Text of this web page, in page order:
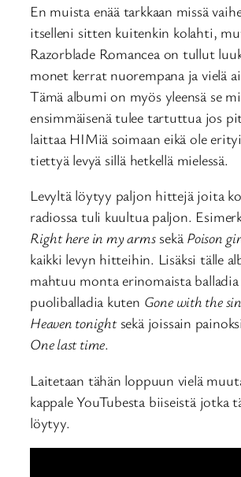
En muista enää tarkkaan missä
itselleni sitten kuitenkin kolahti,
Razorblade Romancea on tullut
monet kerrat nuorempana ja vielä
Tämä albumi on myös yleensä se
ensimmäisenä tulee tartuttua jos
laittaa HIMiä soimaan eikä ole
tiettyä levyä sillä hetkellä mielessä.
Levyltä löytyy paljon hittejä joita
radiossa tuli kuultua paljon.
Right here in my armssekä Poison
kaikki levyn hitteihin. Lisäksi tälle
mahtuu monta erinomaista
puoliballadia kuten Gone with the sin
Heaven tonightsekä joissain
One last time.
Laitetaan tähän loppuun vielä
kappale YouTubesta biiseistä jotka
löytyy.